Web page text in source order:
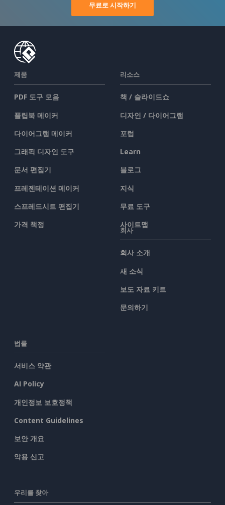
무료로 시작하기
제품
PDF 도구 모음
플립북 메이커
다이어그램 메이커
그래픽 디자인 도구
문서 편집기
프레젠테이션 메이커
스프레드시트 편집기
가격 책정
리소스
책 / 슬라이드쇼
디자인 / 다이어그램
포럼
Learn
블로그
지식
무료 도구
사이트맵
회사
회사 소개
새 소식
보도 자료 키트
문의하기
법률
서비스 약관
AI Policy
개인정보 보호정책
Content Guidelines
보안 개요
악용 신고
우리를 찾아